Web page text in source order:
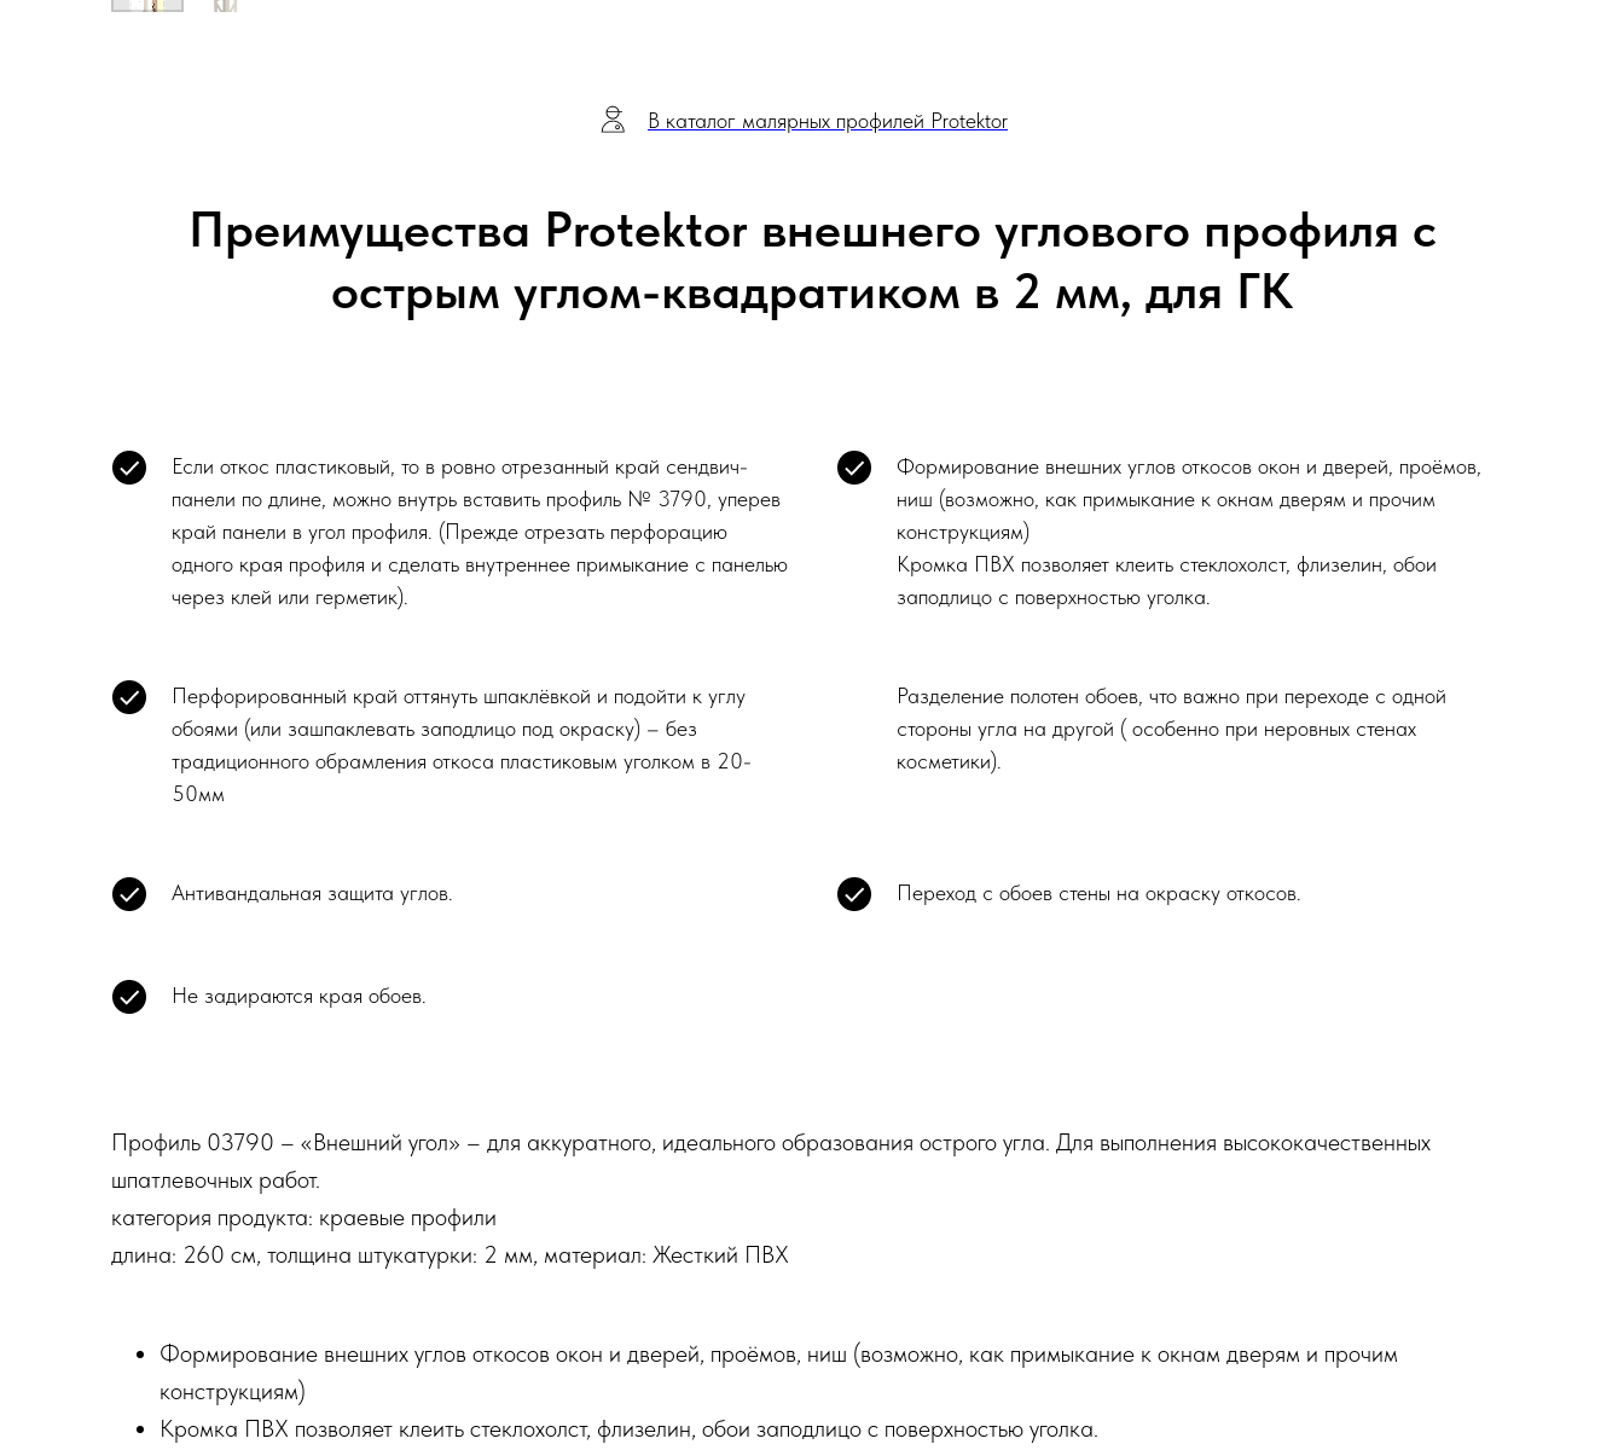
В каталог малярных профилей Protektor
​Преимущества Protektor внешнего углового профиля с
острым углом-квадратиком в 2 мм, для ГК
Если откос пластиковый, то в ровно отрезанный край сендвич-
панели по длине, можно внутрь вставить профиль № 3790, уперев
край панели в угол профиля. (Прежде отрезать перфорацию
одного края профиля и сделать внутреннее примыкание с панелью
через клей или герметик).
Формирование внешних углов откосов окон и дверей, проёмов,
ниш (возможно, как примыкание к окнам дверям и прочим
конструкциям)
Кромка ПВХ позволяет клеить стеклохолст, флизелин, обои
заподлицо с поверхностью уголка.
Перфорированный край оттянуть шпаклёвкой и подойти к углу
обоями (или зашпаклевать заподлицо под окраску) – без
традиционного обрамления откоса пластиковым уголком в 20-
50мм
Разделение полотен обоев, что важно при переходе с одной
стороны угла на другой ( особенно при неровных стенах
косметики).
Антивандальная защита углов. Переход с обоев стены на окраску откосов.
Не задираются края обоев.
Профиль 03790 – «Внешний угол» – для аккуратного, идеального образования острого угла. Для выполнения высококачественных
шпатлевочных работ.
категория продукта: краевые профили
длина: 260 см, толщина штукатурки: 2 мм, материал: Жесткий ПВХ
Формирование внешних углов откосов окон и дверей, проёмов, ниш (возможно, как примыкание к окнам дверям и прочим
конструкциям)
Кромка ПВХ позволяет клеить стеклохолст, флизелин, обои заподлицо с поверхностью уголка.